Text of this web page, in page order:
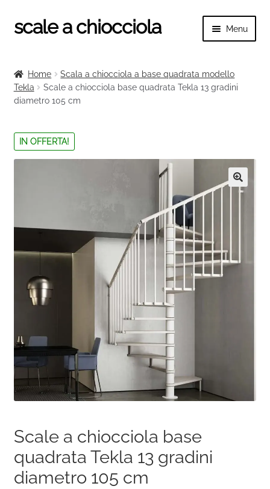
Vai
alla
Vai
al
scale a chiocciola Menu
menu
Tutte le scale
child
Ringhiere e balaustre
il
menu
child
Home
Scala a chiocciola a base quadrata modello
Tekla
Scale a chiocciola base quadrata Tekla 13 gradini
diametro 105 cm
IN OFFERTA!
🔍
Scale a chiocciola base
quadrata Tekla 13 gradini
diametro 105 cm